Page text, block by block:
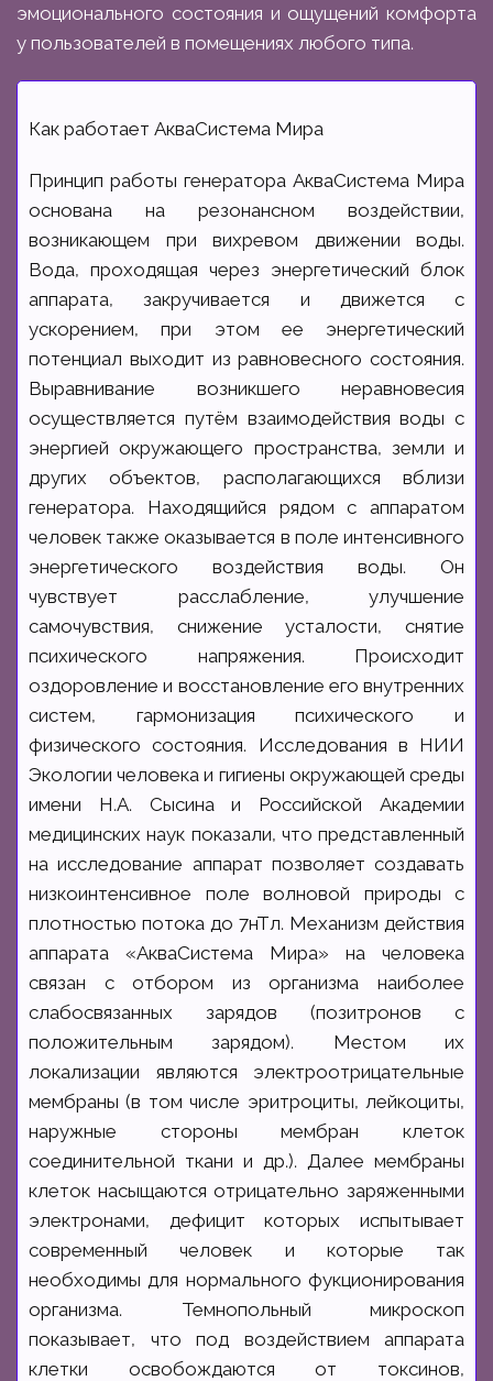
эмоционального состояния и ощущений комфорта
у пользователей в помещениях любого типа.
Как работает АкваСистема Мира
Принцип работы генератора АкваСистема Мира
основана на резонансном воздействии,
возникающем при вихревом движении воды.
Вода, проходящая через энергетический блок
аппарата, закручивается и движется с
ускорением, при этом ее энергетический
потенциал выходит из равновесного состояния.
Выравнивание возникшего неравновесия
осуществляется путём взаимодействия воды с
энергией окружающего пространства, земли и
других объектов, располагающихся вблизи
генератора. Находящийся рядом с аппаратом
человек также оказывается в поле интенсивного
энергетического воздействия воды. Он
чувствует расслабление, улучшение
самочувствия, снижение усталости, снятие
психического напряжения. Происходит
оздоровление и восстановление его внутренних
систем, гармонизация психического и
физического состояния. Исследования в НИИ
Экологии человека и гигиены окружающей среды
имени Н.А. Сысина и Российской Академии
медицинских наук показали, что представленный
на исследование аппарат позволяет создавать
низкоинтенсивное поле волновой природы с
плотностью потока до 7нТл. Механизм действия
аппарата «АкваСистема Мира» на человека
связан с отбором из организма наиболее
слабосвязанных зарядов (позитронов с
положительным зарядом). Местом их
локализации являются электроотрицательные
мембраны (в том числе эритроциты, лейкоциты,
наружные стороны мембран клеток
соединительной ткани и др.). Далее мембраны
клеток насыщаются отрицательно заряженными
электронами, дефицит которых испытывает
современный человек и которые так
необходимы для нормального фукционирования
организма. Темнопольный микроскоп
показывает, что под воздействием аппарата
клетки освобождаются от токсинов,